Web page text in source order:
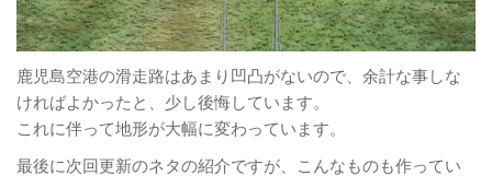
鹿児島空港の滑走路はあまり凹凸がないので、余計な事しな
ければよかったと、少し後悔しています。
これに伴って地形が大幅に変わっています。
最後に次回更新のネタの紹介ですが、こんなものも作ってい